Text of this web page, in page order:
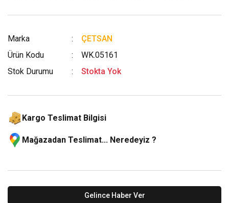
Marka
ÇETSAN
Ürün Kodu
WK.05161
Stok Durumu
Stokta Yok
Kargo Teslimat Bilgisi
Mağazadan Teslimat... Neredeyiz ?
Gelince Haber Ver